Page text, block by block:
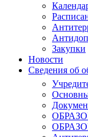
Закупки
Новости
Сведения об